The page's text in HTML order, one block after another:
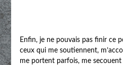
Enfin, je ne pouvais pas finir ce
ceux qui me soutiennent,
me portent parfois, me secouent